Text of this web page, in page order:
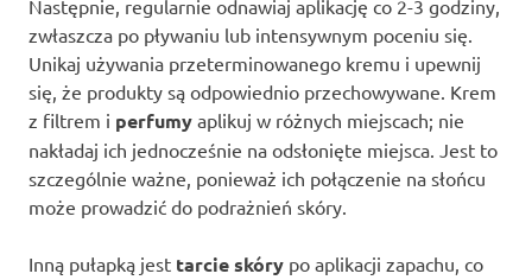
Następnie, regularnie odnawiaj aplikację co 2-3 godziny,
zwłaszcza po pływaniu lub intensywnym poceniu się.
Unikaj używania przeterminowanego kremu i upewnij
się, że produkty są odpowiednio przechowywane. Krem
z filtrem i perfumy aplikuj w różnych miejscach; nie
nakładaj ich jednocześnie na odsłonięte miejsca. Jest to
szczególnie ważne, ponieważ ich połączenie na słońcu
może prowadzić do podrażnień skóry.
Inną pułapką jest tarcie skóry po aplikacji zapachu, co